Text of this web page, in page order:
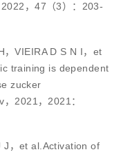
，47（3）：203-
，VIEIRA D S N I，et
training is dependent
zucker
2021，2021：
J，et al.Activation of